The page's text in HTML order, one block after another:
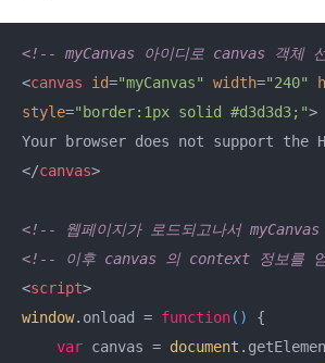
<!-- myCanvas 아이디로 canvas 객체
<canvas id="myCanvas" width="240"
style="border:1px solid #d3d3d3;">
</canvas>
<!-- 웹페이지가 로드되고나서
<!-- 이후 canvas 의 context 정보를
<script>
window.onload = function( ) {
var canvas = document